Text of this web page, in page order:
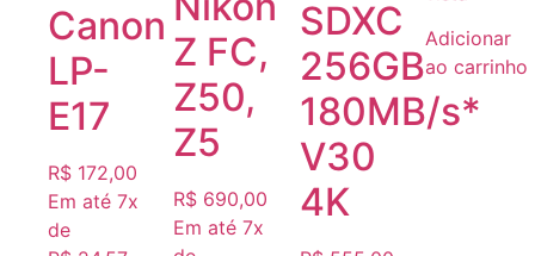
Canon
LP-
E17
R$ 172,00
Em até 7x
de
Z FC,
Z50,
Z5
R$ 690,00
Em até 7x
SDXC
256GB
180MB/s*
V30
4K
Adicionar
ao carrinho